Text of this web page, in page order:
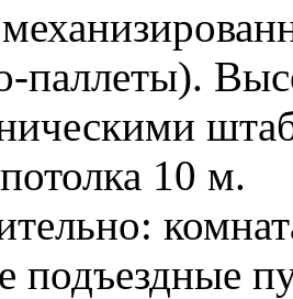
паллеты).
10 м.
подъездные